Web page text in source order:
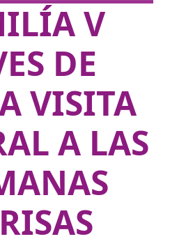
V
DE
VISITA
A LAS